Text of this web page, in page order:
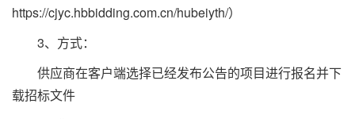
https://cjyc.hbbidding.com.cn/hubeiyth/）
3、方式：
供应商在客户端选择已经发布公告的项目进行报名并下
载招标文件